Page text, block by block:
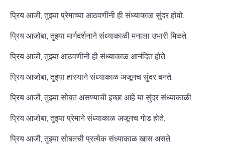
प्रिय आजी, तुझ्या प्रेमाच्या आठवणींनी ही संध्याकाळ सुंदर होवो.
प्रिय आजोबा, तुझ्या मार्गदर्शनाने संध्याकाळी मनाला उभारी मिळते.
प्रिय आजी, तुझ्या आठवणींनी ही संध्याकाळ आनंदित होते.
प्रिय आजोबा, तुझ्या हास्याने संध्याकाळ अजूनच सुंदर बनते.
प्रिय आजी, तुझ्या सोबत असण्याची इच्छा आहे या सुंदर संध्याकाळी.
प्रिय आजोबा, तुझ्या प्रेमाने संध्याकाळ अजूनच गोड होते.
प्रिय आजी, तुझ्या सोबतची प्रत्येक संध्याकाळ खास असते.